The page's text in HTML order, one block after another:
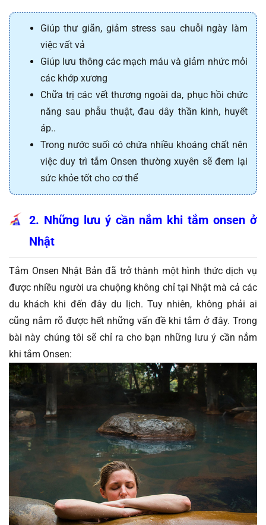
Giúp thư giãn, giảm stress sau chuỗi ngày làm
việc vất vả
Giúp lưu thông các mạch máu và giảm nhức mỏi
các khớp xương
Chữa trị các vết thương ngoài da, phục hồi chức
năng sau phẫu thuật, đau dây thần kinh, huyết
áp..
Trong nước suối có chứa nhiều khoáng chất nên
việc duy trì tắm Onsen thường xuyên sẽ đem lại
sức khỏe tốt cho cơ thể
2. Những lưu ý cần nắm khi tắm onsen ở
Nhật
Tắm Onsen Nhật Bản đã trở thành một hình thức dịch vụ
được nhiều người ưa chuộng không chỉ tại Nhật mà cả các
du khách khi đến đây du lịch. Tuy nhiên, không phải ai
cũng nắm rõ được hết những vấn đề khi tắm ở đây. Trong
bài này chúng tôi sẽ chỉ ra cho bạn những lưu ý cần nắm
khi tắm Onsen: